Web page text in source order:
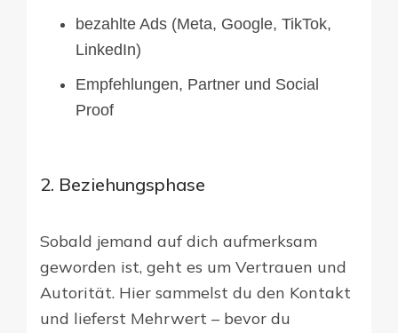
bezahlte Ads (Meta, Google, TikTok,
LinkedIn)
Empfehlungen, Partner und Social
Proof
2. Beziehungsphase
Sobald jemand auf dich aufmerksam
geworden ist, geht es um Vertrauen und
Autorität. Hier sammelst du den Kontakt
und lieferst Mehrwert – bevor du